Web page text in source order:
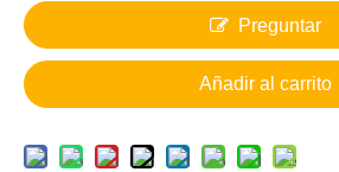
Preguntar
Añadir al carrito